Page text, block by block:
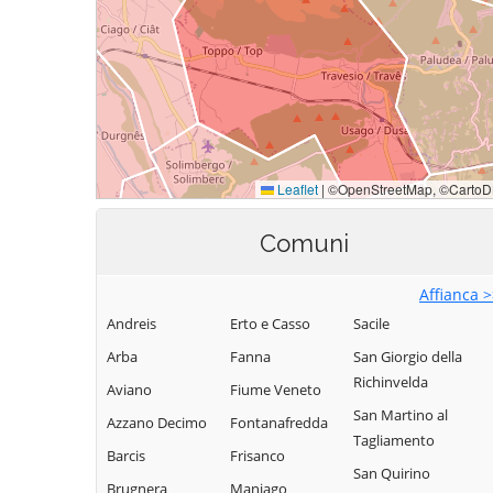
Comuni
Affianca
Andreis
Arba
Aviano
Azzano Decimo
Barcis
Brugnera
Erto e Casso
Fanna
Fiume Veneto
Fontanafredda
Frisanco
Maniago
Sacile
San Giorgio della
Richinvelda
San Martino al
Tagliamento
San Quirino